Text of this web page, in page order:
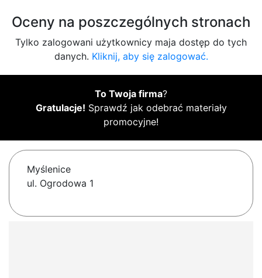
Oceny na poszczególnych stronach
Tylko zalogowani użytkownicy maja dostęp do tych
danych. Kliknij, aby się zalogować.
To Twoja firma?
Gratulacje! Sprawdź jak odebrać materiały
promocyjne!
Myślenice
ul. Ogrodowa 1